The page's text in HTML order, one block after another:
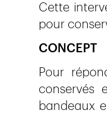
Cette
pour
CONCEPT
Pour
conservés
bandeaux